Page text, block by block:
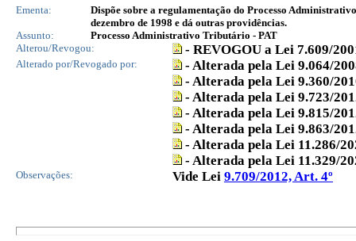
Ementa:
Dispõe sobre a regulamentação do Processo
dezembro de 1998 e dá outras providências.
Assunto:
Processo Administrativo Tributário - PAT
Alterou/Revogou:
- REVOGOU a Lei 7.609/
Alterado por/Revogado por:
- Alterada pela Lei 9.064/
- Alterada pela Lei 9.360/
- Alterada pela Lei 9.723/
- Alterada pela Lei 9.815/
- Alterada pela Lei 9.863/
- Alterada pela Lei 11.286/
- Alterada pela Lei 11.329/
Observações: Vide Lei 9.709/2012, Art. 4º